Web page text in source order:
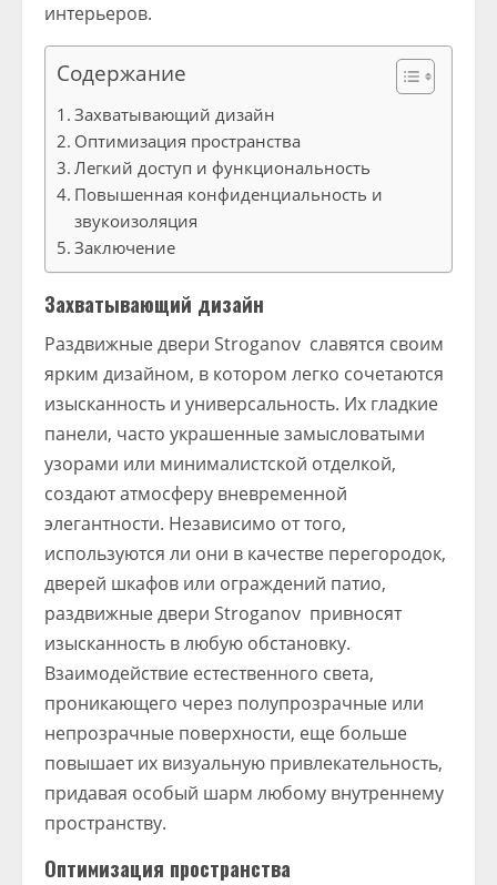
интерьеров.
Содержание
Захватывающий дизайн
Оптимизация пространства
Легкий доступ и функциональность
Повышенная конфиденциальность и
звукоизоляция
Заключение
Захватывающий дизайн
Раздвижные двери Stroganov славятся своим
ярким дизайном, в котором легко сочетаются
изысканность и универсальность. Их гладкие
панели, часто украшенные замысловатыми
узорами или минималистской отделкой,
создают атмосферу вневременной
элегантности. Независимо от того,
используются ли они в качестве перегородок,
дверей шкафов или ограждений патио,
раздвижные двери Stroganov привносят
изысканность в любую обстановку.
Взаимодействие естественного света,
проникающего через полупрозрачные или
непрозрачные поверхности, еще больше
повышает их визуальную привлекательность,
придавая особый шарм любому внутреннему
пространству.
Оптимизация пространства